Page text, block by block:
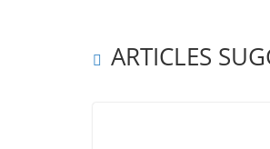
ARTICLES